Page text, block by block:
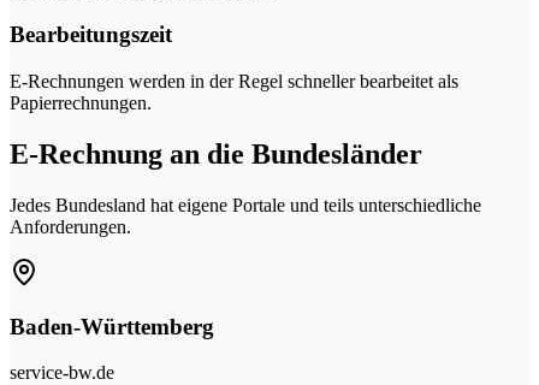
Bearbeitungszeit
E-Rechnungen werden in der Regel schneller bearbeitet als
Papierrechnungen.
E-Rechnung an die Bundesländer
Jedes Bundesland hat eigene Portale und teils unterschiedliche
Anforderungen.
Baden-Württemberg
service-bw.de